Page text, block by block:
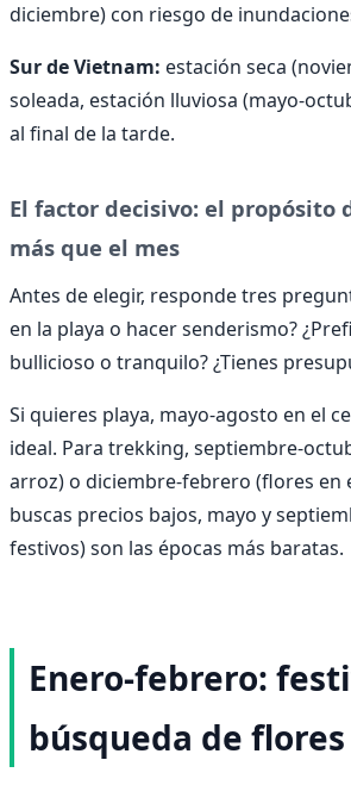
diciembre) con riesgo de
Sur de Vietnam: estación seca
soleada, estación lluviosa (mayo-
al final de la tarde.
El factor decisivo: el propósito
más que el mes
Antes de elegir, responde tres
en la playa o hacer senderismo?
bullicioso o tranquilo? ¿Tienes
Si quieres playa, mayo-agosto en el
ideal. Para trekking, septiembre-
arroz) o diciembre-febrero (flores en
buscas precios bajos, mayo y
festivos) son las épocas más baratas.
Enero-febrero:
búsqueda de flores